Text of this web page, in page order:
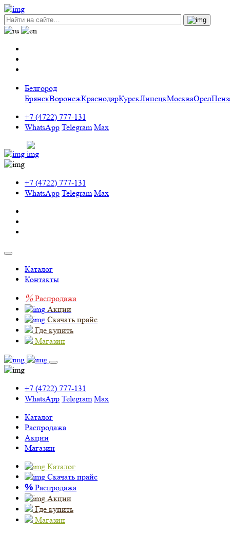
Белгород
БрянскВоронежКраснодарКурскЛипецкМоскваОрел
+7 (4722) 777-131
WhatsApp Telegram Max
+7 (4722) 777-131
WhatsApp Telegram Max
Каталог
Контакты
% Распродажа
Акции
Скачать прайс
Где купить
Магазин
+7 (4722) 777-131
WhatsApp Telegram Max
Каталог
Распродажа
Акции
Магазин
Каталог
Скачать прайс
% Распродажа
Акции
Где купить
Магазин